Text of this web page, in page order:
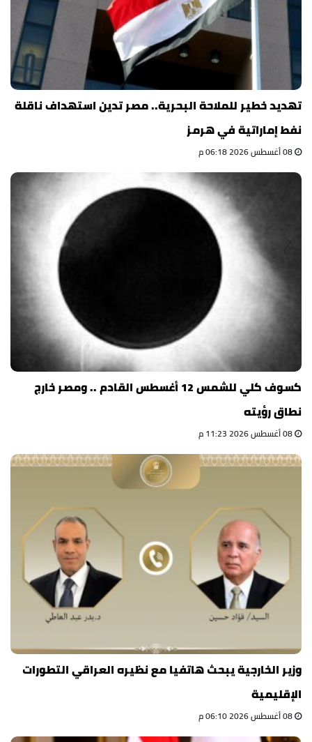
تهديد خطير للملاحة البحرية.. مصر تدين استهداف ناقلة
نفط إماراتية في هرمز
كسوف كلي للشمس 12 أغسطس القادم .. ومصر خارج
نطاق رؤيته
وزير الخارجية يبحث هاتفيا مع نظيره العراقي التطورات
الإقليمية